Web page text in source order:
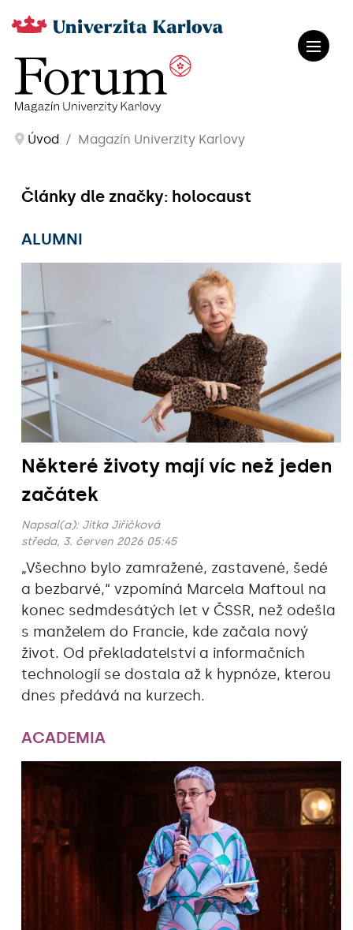
Úvod Magazín Univerzity Karlovy
Články dle značky: holocaust
ALUMNI
Některé životy mají víc než jeden
začátek
Napsal(a): Jitka Jiřičková
středa, 3. červen 2026 05:45
„Všechno bylo zamražené, zastavené, šedé
a bezbarvé,“ vzpomíná Marcela Maftoul na
konec sedmdesátých let v ČSSR, než odešla
s manželem do Francie, kde začala nový
život. Od překladatelství a informačních
technologií se dostala až k hypnóze, kterou
dnes předává na kurzech.
ACADEMIA